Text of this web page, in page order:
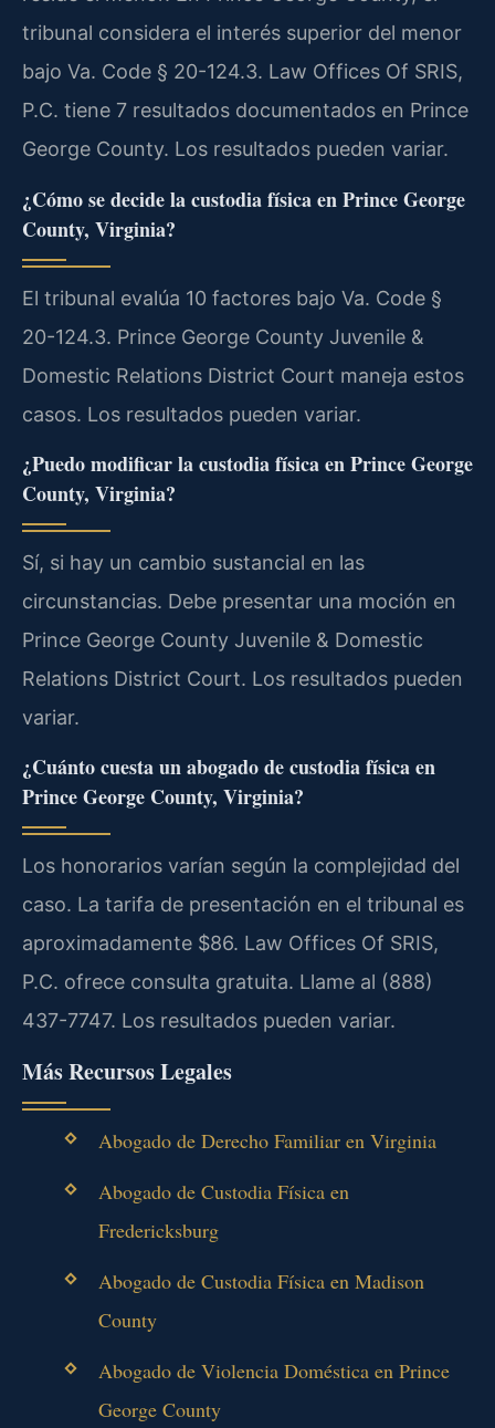
tribunal considera el interés superior del menor
bajo Va. Code § 20-124.3. Law Offices Of SRIS,
P.C. tiene 7 resultados documentados en Prince
George County. Los resultados pueden variar.
¿Cómo se decide la custodia física en Prince George
County, Virginia?
El tribunal evalúa 10 factores bajo Va. Code §
20-124.3. Prince George County Juvenile &
Domestic Relations District Court maneja estos
casos. Los resultados pueden variar.
¿Puedo modificar la custodia física en Prince George
County, Virginia?
Sí, si hay un cambio sustancial en las
circunstancias. Debe presentar una moción en
Prince George County Juvenile & Domestic
Relations District Court. Los resultados pueden
variar.
¿Cuánto cuesta un abogado de custodia física en
Prince George County, Virginia?
Los honorarios varían según la complejidad del
caso. La tarifa de presentación en el tribunal es
aproximadamente $86. Law Offices Of SRIS,
P.C. ofrece consulta gratuita. Llame al (888)
437-7747. Los resultados pueden variar.
Más Recursos Legales
Abogado de Derecho Familiar en Virginia
Abogado de Custodia Física en
Fredericksburg
Abogado de Custodia Física en Madison
County
Abogado de Violencia Doméstica en Prince
George County